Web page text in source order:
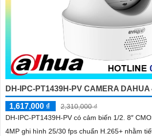
DH-IPC-PT1439H-PV CAMERA DAHUA
1,617,000 ₫
2,310,000 ₫
DH-IPC-PT1439H-PV có cảm biến 1/2. 8″
4MP ghi hình 25/30 fps chuẩn H.265+ nhằm